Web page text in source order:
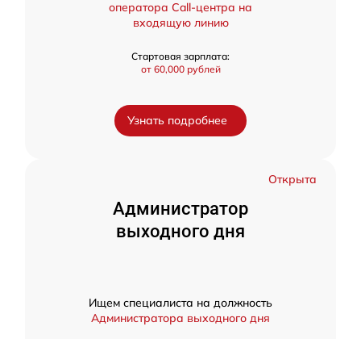
оператора Call-центра на
входящую линию
Стартовая зарплата:
от 60,000 рублей
Узнать подробнее
Открыта
Администратор
выходного дня
Ищем специалиста на должность
Администратора выходного дня